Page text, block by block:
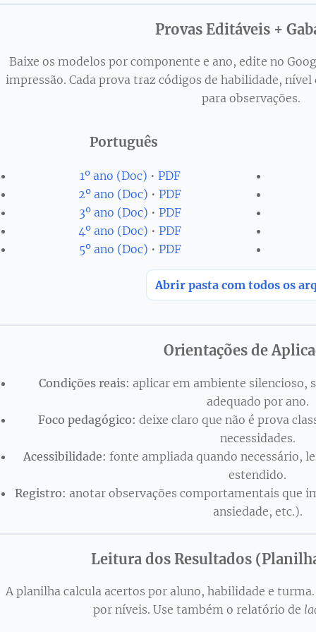
Provas Editáveis +
Baixe os modelos por componente e ano, edite no
impressão. Cada prova traz códigos de habilidade,
para observações.
Português
1º ano (Doc) • PDF
2º ano (Doc) • PDF
3º ano (Doc) • PDF
4º ano (Doc) • PDF
5º ano (Doc) • PDF
Abrir pasta com todos os
Orientações de
Condições reais: aplicar em ambiente silencioso,
adequado por ano.
Foco pedagógico: deixe claro que não é prova
necessidades.
Acessibilidade: fonte ampliada quando necessário,
estendido.
Registro: anotar observações comportamentais que
ansiedade, etc.).
Leitura dos Resultados
A planilha calcula acertos por aluno, habilidade e
por níveis. Use também o relatório de